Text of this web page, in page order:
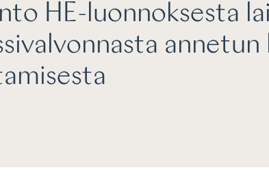
HE-luonnoksesta
annetun